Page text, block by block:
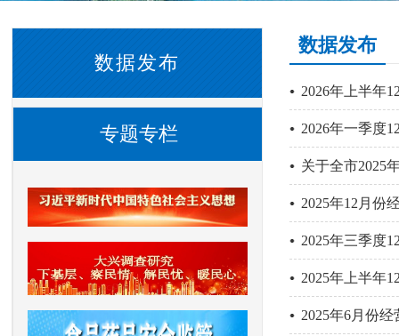
数据发布
专题专栏
数据发布
2026年上半年
2026年一季度
关于全市2025
2025年12月份
2025年三季度
2025年上半年
2025年6月份